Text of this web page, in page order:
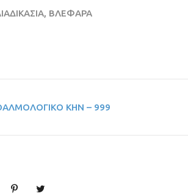
ΒΛΕΦΑΡΑ
ΚΗΝ – 999